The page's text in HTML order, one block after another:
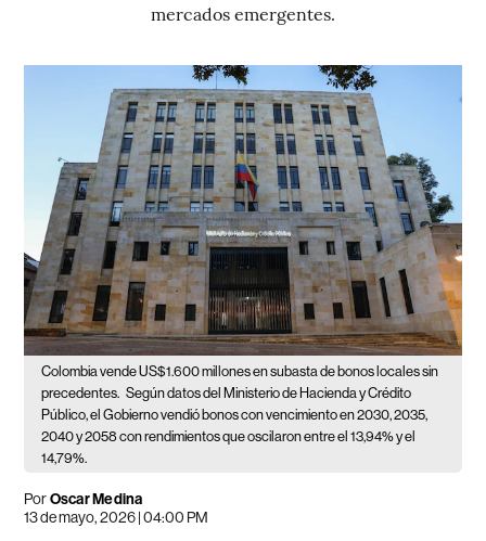
mercados emergentes.
Colombia vende US$1.600 millones en subasta de bonos locales sin
precedentes. Según datos del Ministerio de Hacienda y Crédito
Público, el Gobierno vendió bonos con vencimiento en 2030, 2035,
2040 y 2058 con rendimientos que oscilaron entre el 13,94% y el
14,79%.
PorOscar Medina
13 de mayo, 2026 | 04:00 PM